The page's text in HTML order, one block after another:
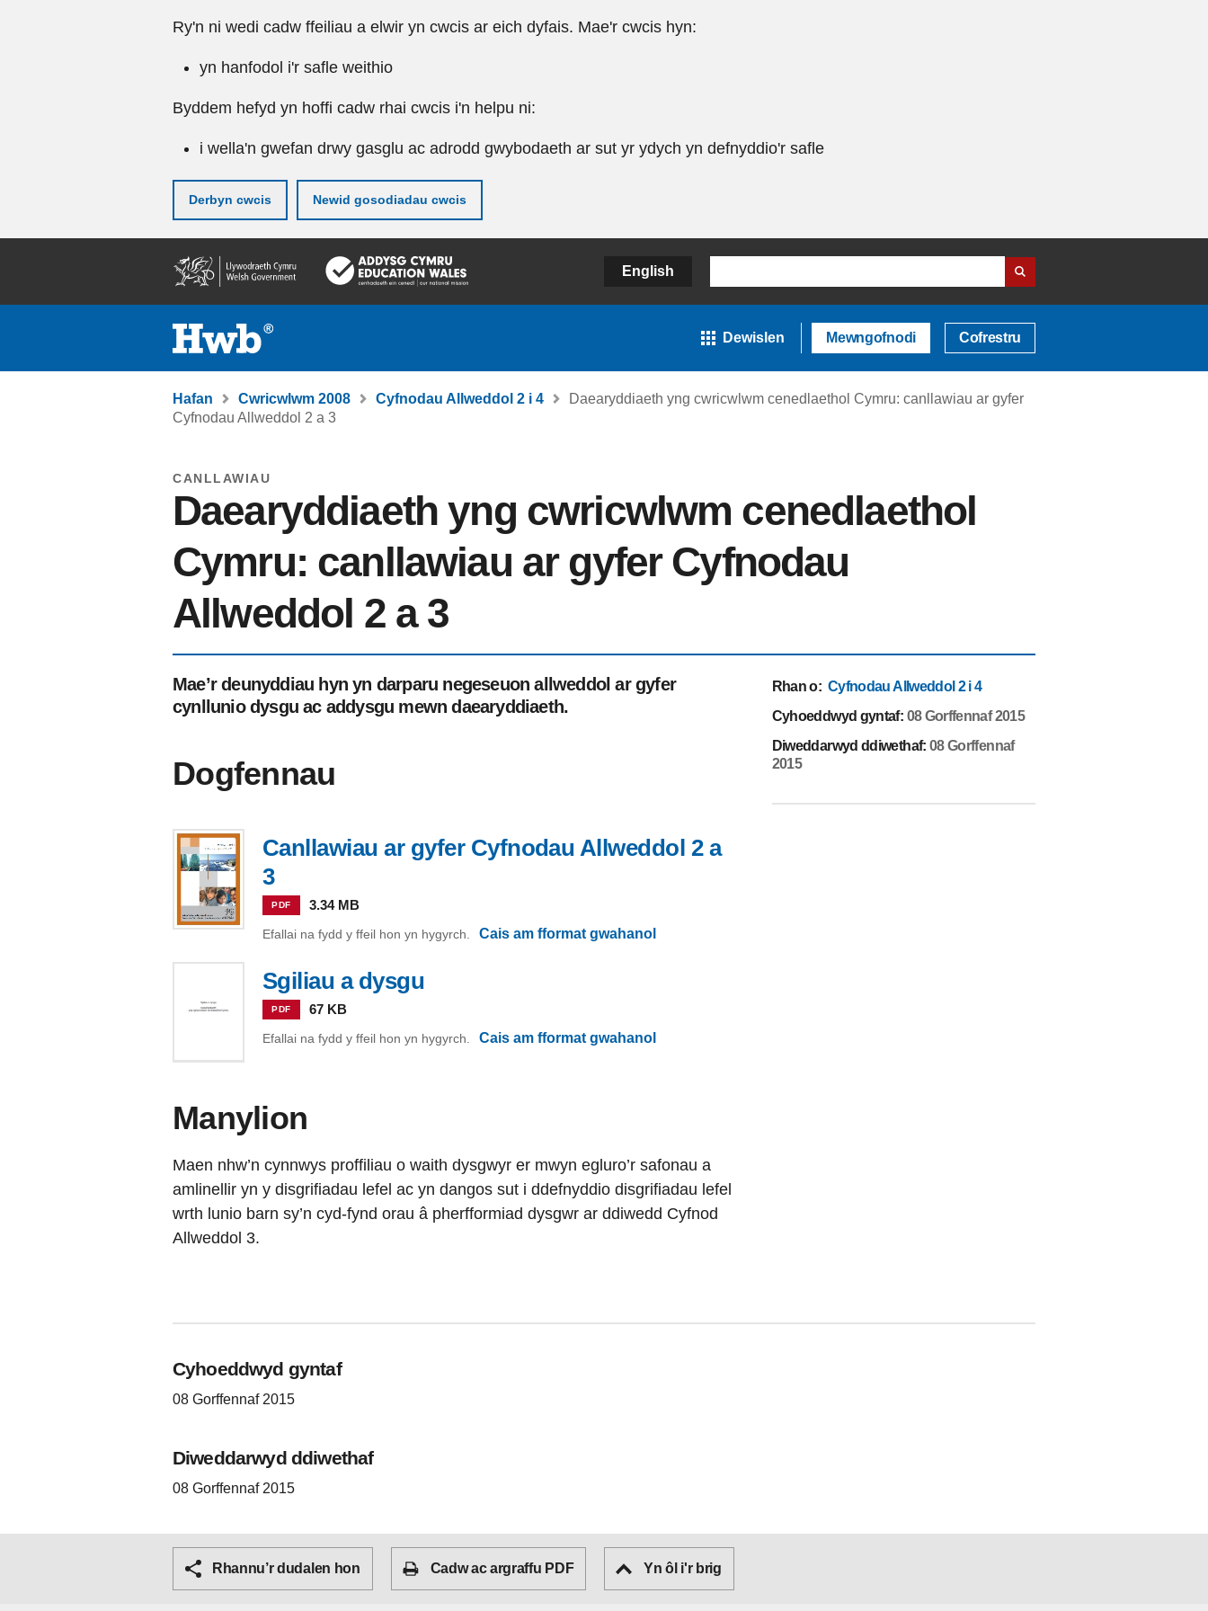
Ry'n ni wedi cadw ffeiliau a elwir yn cwcis ar eich dyfais. Mae'r cwcis hyn:
yn hanfodol i'r safle weithio
Byddem hefyd yn hoffi cadw rhai cwcis i'n helpu ni:
i wella'n gwefan drwy gasglu ac adrodd gwybodaeth ar sut yr ydych yn defnyddio'r safle
Derbyn cwcis Newid gosodiadau cwcis
gynnwy
English
Dewislen Mewngofnodi Cofrestru
Hafan Cwricwlwm 2008 Cyfnodau Allweddol 2 i 4
Daearyddiaeth yng cwricwlwm cenedlaethol Cymru: canllawiau ar gyfer
Cyfnodau Allweddol 2 a 3
CANLLAWIAU
Daearyddiaeth yng cwricwlwm cenedlaethol
Cymru: canllawiau ar gyfer Cyfnodau
Allweddol 2 a 3
Mae’r deunyddiau hyn yn darparu negeseuon allweddol ar gyfer
cynllunio dysgu ac addysgu mewn daearyddiaeth.
Dogfennau
Canllawiau ar gyfer Cyfnodau Allweddol 2 a
3
PDF 3.34 MB
Efallai na fydd y ffeil hon yn hygyrch. Cais am fformat gwahanol
Sgiliau a dysgu
PDF 67 KB
Efallai na fydd y ffeil hon yn hygyrch. Cais am fformat gwahanol
Manylion
Maen nhw’n cynnwys proffiliau o waith dysgwyr er mwyn egluro’r safonau a
amlinellir yn y disgrifiadau lefel ac yn dangos sut i ddefnyddio disgrifiadau lefel
wrth lunio barn sy’n cyd-fynd orau â pherfformiad dysgwr ar ddiwedd Cyfnod
Allweddol 3.
Rhan o: Cyfnodau Allweddol 2 i 4
Cyhoeddwyd gyntaf: 08 Gorffennaf 2015
Diweddarwyd ddiwethaf: 08 Gorffennaf
2015
Cyhoeddwyd gyntaf
08 Gorffennaf 2015
Diweddarwyd ddiwethaf
08 Gorffennaf 2015
Rhannu’r dudalen hon Cadw ac argraffu PDF Yn ôl i'r brig